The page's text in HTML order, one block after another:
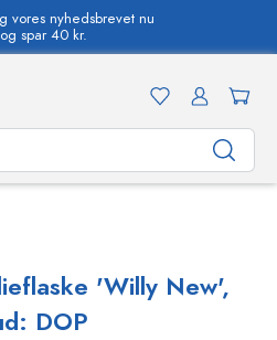
vores nyhedsbrevet nu
og spar 40 kr.
'Willy New',
DOP